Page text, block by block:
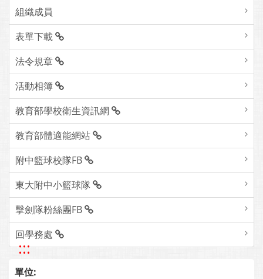
組織成員
表單下載
法令規章
活動相簿
教育部學校衛生資訊網
教育部體適能網站
附中籃球校隊FB
東大附中小籃球隊
擊劍隊粉絲團FB
回學務處
:::
單位: